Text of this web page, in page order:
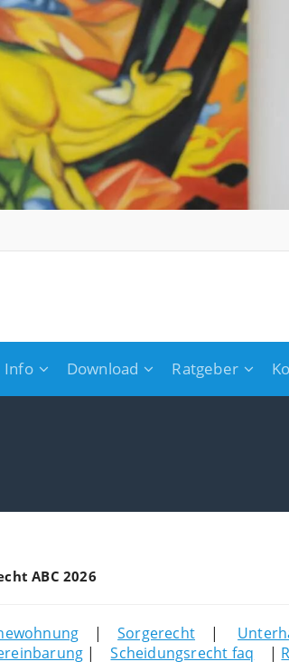
Info Download Ratgeber
ABC 2026
|Sorgerecht |
|Scheidungsrecht faq |